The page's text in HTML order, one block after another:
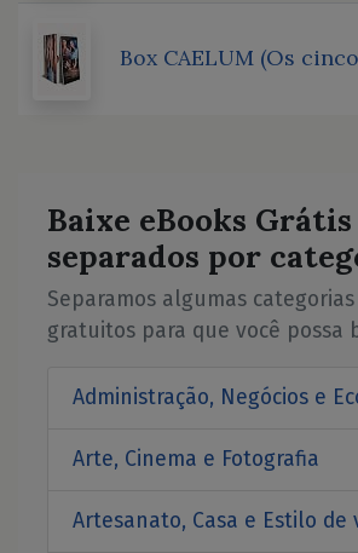
Box CAELUM (Os
Baixe eBooks Grátis
separados por
Separamos algumas
gratuitos para que você possa
Administração, Negócios e
Arte, Cinema e Fotografia
Artesanato, Casa e Estilo de